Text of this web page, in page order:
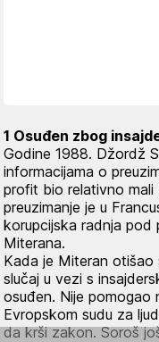
1 Osuđen zbog
Godine 1988. Džordž
informacijama o
profit bio relativno
preuzimanje je u
korupcijska radnja pod
Miterana.
Kada je Miteran otišao
slučaj u vezi s
osuđen. Nije pomogao
Evropskom sudu za
da krši zakon. Soroš